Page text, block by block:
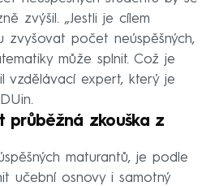
zvýšil. „Jestli je cílem
zvyšovat počet neúspěšných,
může splnit. Což je
vzdělávací expert, který je
průběžná zkouška z
maturantů, je podle
učební osnovy i samotný